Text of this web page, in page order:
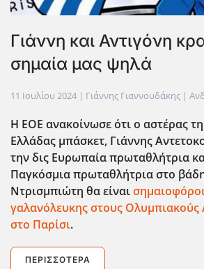
Γιάννη και Αντιγόνη
σημαία μας ψηλά
11 Ιουλίου 2024 | Γιάννης Γιαννουδάκης |
Η ΕΟΕ ανακοίνωσε ότι ο αστέρας
Ελλάδας μπάσκετ, Γιάννης
την δις Ευρωπαία πρωταθλήτρια
Παγκόσμια πρωταθλήτρια στο
Ντρισμπιώτη θα είναι
γαλανόλευκης στους Ολυμπιακούς
στο Παρίσι.
ΠΕΡΙΣΣΌΤΕΡΑ